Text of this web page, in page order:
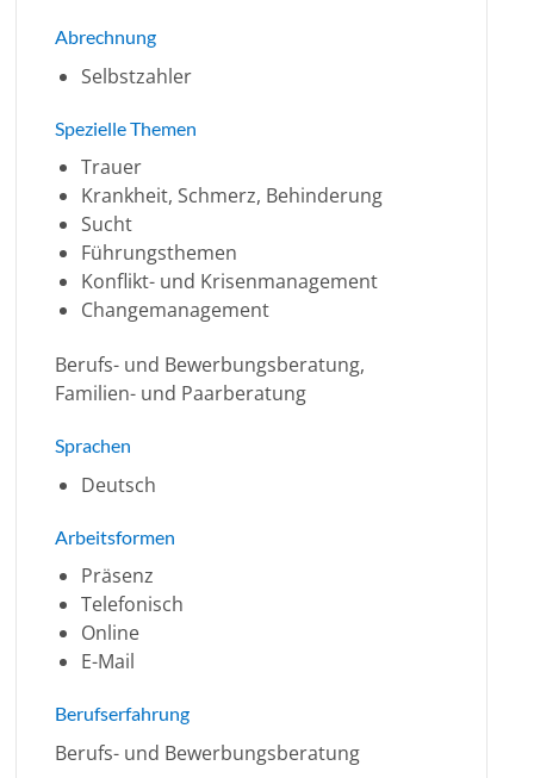
Abrechnung
Selbstzahler
Spezielle Themen
Trauer
Krankheit, Schmerz, Behinderung
Sucht
Führungsthemen
Konflikt- und Krisenmanagement
Changemanagement
Berufs- und Bewerbungsberatung,
Familien- und Paarberatung
Sprachen
Deutsch
Arbeitsformen
Präsenz
Telefonisch
Online
E-Mail
Berufserfahrung
Berufs- und Bewerbungsberatung